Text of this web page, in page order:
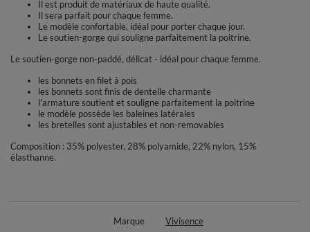
Il est produit de matériaux de haute qualité.
Il sera parfait pour chaque femme.
Le modèle confortable, idéal pour porter chaque jour.
Le soutien-gorge qui souligne parfaitement la poitrine.
Le soutien-gorge non-paddé, délicat - idéal pour chaque femme.
les bonnets en filet à pois
les bonnets sont finis de dentelle charmante
l'armature soutient et souligne parfaitement la poitrine
le modèle possède les baleines latérales
les bretelles sont ajustables et non-removables
Composition : 35% polyester, 28% polyamide, 22% nylon, 15%
élasthanne.
Marque
Vivisence